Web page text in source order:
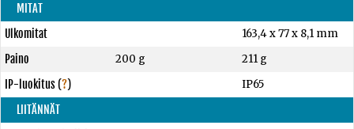
MITAT
Ulkomitat
163,4 x 77 x 8,1 mm
Paino
200 g
211 g
IP-luokitus(?)
IP65
LIITÄNNÄT